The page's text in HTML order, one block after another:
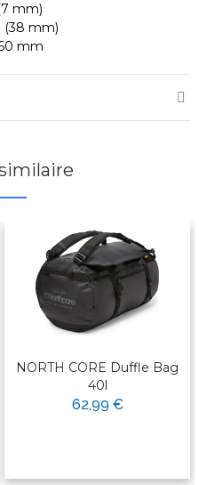
mm)
(38 mm)
mm
NORTH CORE Duffle Bag
40l
62,99 €